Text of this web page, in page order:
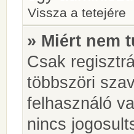
Vissza a tetejére
» Miért nem
Csak
többszöri
felhasználó
nincs